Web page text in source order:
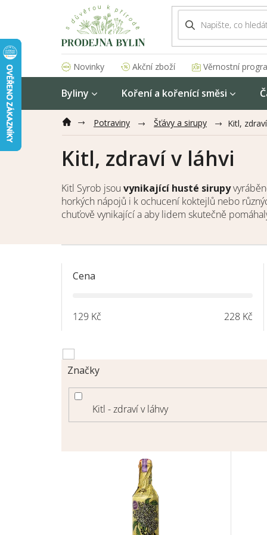
Novinky Akční zboží Věrnostní
Byliny Koření a kořenící směsi
Potraviny Šťávy a sirupy Kitl,
Kitl, zdraví v láhvi
Kitl Syrob jsou vynikající husté sirupy
horkých nápojů i k ochucení koktejlů nebo
chuťově vynikající a aby lidem skutečně
Cena
129 Kč 228 Kč
Značky
Kitl - zdraví v láhvy